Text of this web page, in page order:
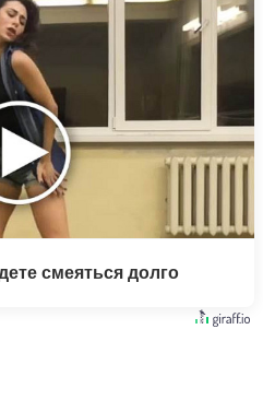
смеяться долго